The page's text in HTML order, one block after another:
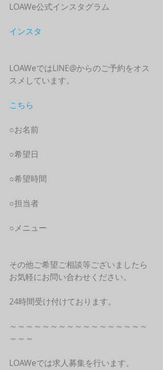
LOAWe公式インスタグラム
インスタ
LOAWeではLINE@からのご予約をオス
スメしています。
こちら
○お名前
○希望日
○希望時間
○担当者
○メニュー
その他ご希望ご相談等ございましたら
お気軽にお問い合わせください。
24時間受け付けております。
～～～～～～～～～～～～～～～～～
～～～
LOAWeでは求人募集を行います。